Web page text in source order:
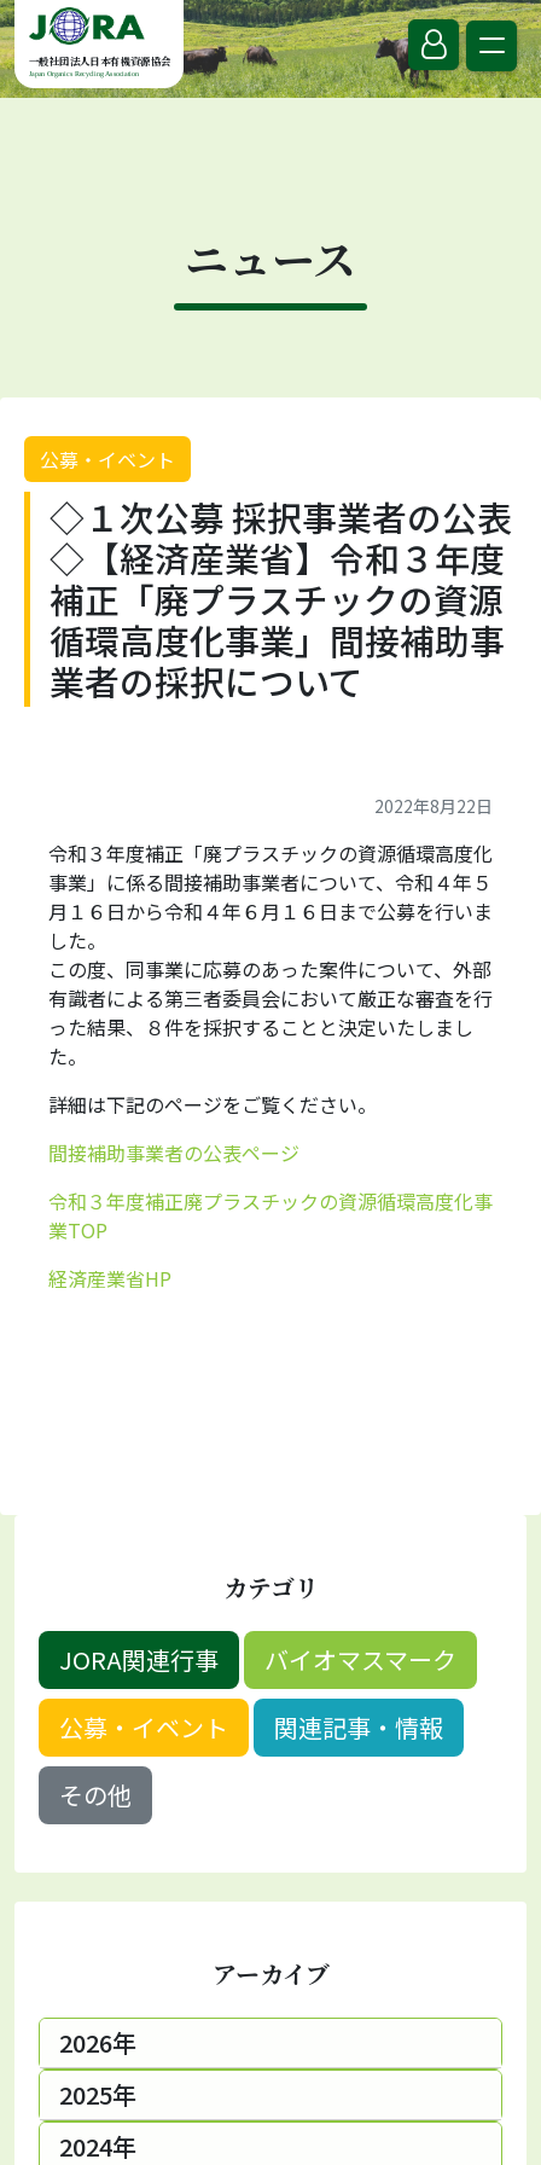
Skip to content
一般社団法人日本有機資源協会
Japan Organics Recycling Association
ニュース
公募・イベント
◇１次公募 採択事業者の公表
◇【経済産業省】令和３年度
補正「廃プラスチックの資源
循環高度化事業」間接補助事
業者の採択について
2022年8月22日
令和３年度補正「廃プラスチックの資源循環高度化
事業」に係る間接補助事業者について、令和４年５
月１６日から令和４年６月１６日まで公募を行いま
した。
この度、同事業に応募のあった案件について、外部
有識者による第三者委員会において厳正な審査を行
った結果、８件を採択することと決定いたしまし
た。
詳細は下記のページをご覧ください。
間接補助事業者の公表ページ
令和３年度補正廃プラスチックの資源循環高度化事
業TOP
経済産業省HP
カテゴリ
JORA関連行事
バイオマスマーク
公募・イベント
関連記事・情報
その他
アーカイブ
2026年
2025年
2024年